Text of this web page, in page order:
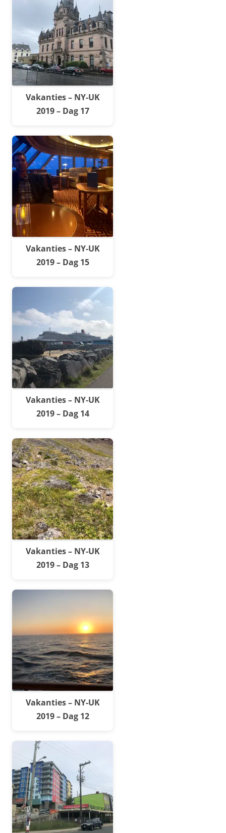
Vakanties – NY-UK
2019 – Dag 17
Vakanties – NY-UK
2019 – Dag 15
Vakanties – NY-UK
2019 – Dag 14
Vakanties – NY-UK
2019 – Dag 13
Vakanties – NY-UK
2019 – Dag 12